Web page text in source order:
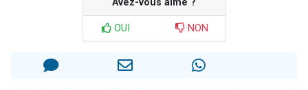
Avez-vous aimé ?
OUI NON